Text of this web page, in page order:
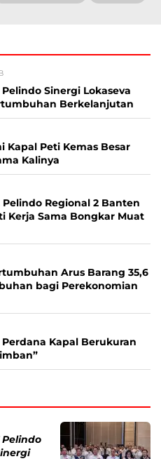
Sinergi Lokaseva
Berkelanjutan
Kapal Peti Kemas Besar
Kalinya
Regional 2 Banten
Kerja Sama Bongkar Muat
Arus Barang 35,6
bagi Perekonomian
Perdana Kapal Berukuran
Pelindo